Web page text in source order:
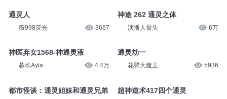
通灵人
薇998荧光 3667
神医弃女1568-神通灵液
暮玖Ayla 4.4万
都市怪谈：通灵姐妹和通灵兄弟
神途 262 通灵之体
演播人骨头 6万
通灵劫一
花臂大魔王 5936
超神道术417四个通灵